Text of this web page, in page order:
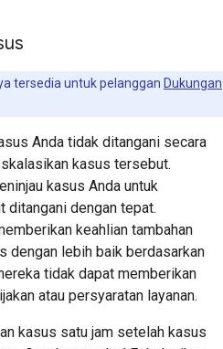
tersedia untuk pelanggan Dukungan
Anda tidak ditangani secara
kasus tersebut.
kasus Anda untuk
dengan tepat.
keahlian tambahan
dengan lebih baik berdasarkan
tidak dapat memberikan
atau persyaratan layanan.
kasus satu jam setelah kasus